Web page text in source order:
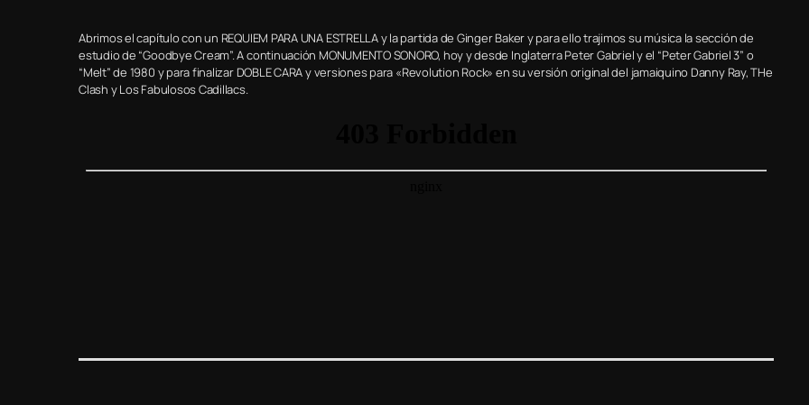
Abrimos el capítulo con un REQUIEM PARA UNA ESTRELLA y la partida de Ginger Baker y para ello trajimos su música la sección de
estudio de “Goodbye Cream”. A continuación MONUMENTO SONORO, hoy y desde Inglaterra Peter Gabriel y el “Peter Gabriel 3” o
“Melt” de 1980 y para finalizar DOBLE CARA y versiones para «Revolution Rock» en su versión original del jamaiquino Danny Ray, THe
Clash y Los Fabulosos Cadillacs.